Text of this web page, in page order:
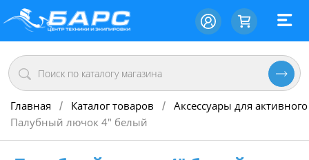
Главная / Каталог товаров / Аксессуары для
Палубный лючок 4" белый